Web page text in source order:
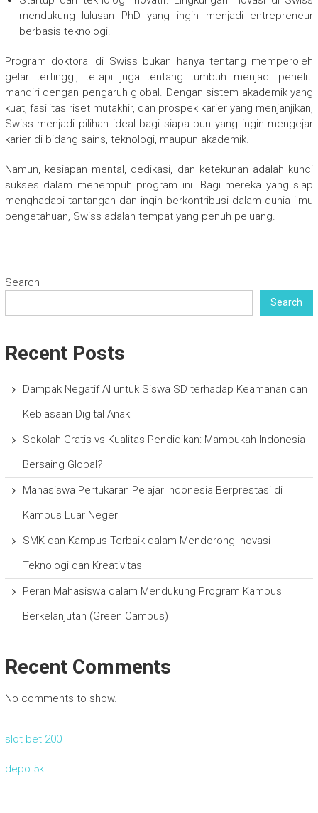
mendukung lulusan PhD yang ingin menjadi entrepreneur
berbasis teknologi.
Program doktoral di Swiss bukan hanya tentang memperoleh
gelar tertinggi, tetapi juga tentang tumbuh menjadi peneliti
mandiri dengan pengaruh global. Dengan sistem akademik yang
kuat, fasilitas riset mutakhir, dan prospek karier yang menjanjikan,
Swiss menjadi pilihan ideal bagi siapa pun yang ingin mengejar
karier di bidang sains, teknologi, maupun akademik.
Namun, kesiapan mental, dedikasi, dan ketekunan adalah kunci
sukses dalam menempuh program ini. Bagi mereka yang siap
menghadapi tantangan dan ingin berkontribusi dalam dunia ilmu
pengetahuan, Swiss adalah tempat yang penuh peluang.
Search
Search
Recent Posts
Dampak Negatif AI untuk Siswa SD terhadap Keamanan dan
Kebiasaan Digital Anak
Sekolah Gratis vs Kualitas Pendidikan: Mampukah Indonesia
Bersaing Global?
Mahasiswa Pertukaran Pelajar Indonesia Berprestasi di
Kampus Luar Negeri
SMK dan Kampus Terbaik dalam Mendorong Inovasi
Teknologi dan Kreativitas
Peran Mahasiswa dalam Mendukung Program Kampus
Berkelanjutan (Green Campus)
Recent Comments
No comments to show.
slot bet 200
depo 5k